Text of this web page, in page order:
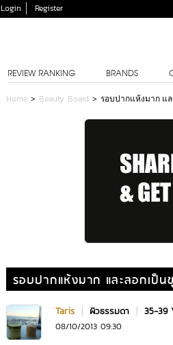
Login Register
REVIEW RANKING BRANDS
Home > Beauty Board > รอบปากแห้งมาก แ
รอบปากแห้งมาก และลอกเป็น
Taris | ผิวธรรมดา | 35-39
08/10/2013 09:30